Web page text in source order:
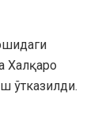
Халқаро
ўтказилди.